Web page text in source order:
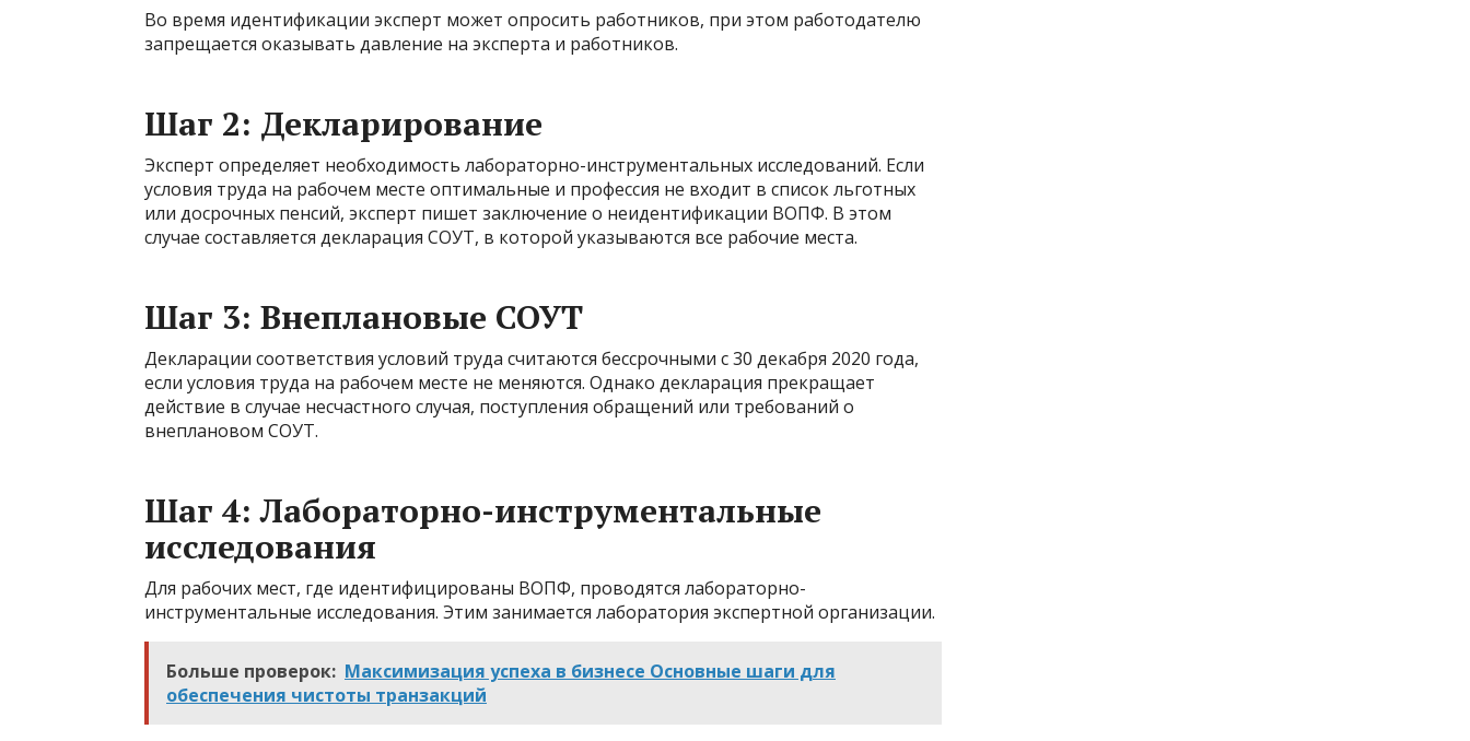
Во время идентификации эксперт может опросить работников, при этом работодателю
запрещается оказывать давление на эксперта и работников.
Шаг 2: Декларирование
Эксперт определяет необходимость лабораторно-инструментальных исследований. Если
условия труда на рабочем месте оптимальные и профессия не входит в список льготных
или досрочных пенсий, эксперт пишет заключение о неидентификации ВОПФ. В этом
случае составляется декларация СОУТ, в которой указываются все рабочие места.
Шаг 3: Внеплановые СОУТ
Декларации соответствия условий труда считаются бессрочными с 30 декабря 2020 года,
если условия труда на рабочем месте не меняются. Однако декларация прекращает
действие в случае несчастного случая, поступления обращений или требований о
внеплановом СОУТ.
Шаг 4: Лабораторно-инструментальные
исследования
Для рабочих мест, где идентифицированы ВОПФ, проводятся лабораторно-
инструментальные исследования. Этим занимается лаборатория экспертной организации.
Больше проверок: Максимизация успеха в бизнесе Основные шаги для
обеспечения чистоты транзакций